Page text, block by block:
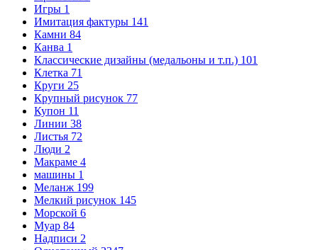
Игры 1
Имитация фактуры 141
Камни 84
Канва 1
Классические дизайны (медальоны и т.п.) 101
Клетка 71
Круги 25
Крупный рисунок 77
Купон 11
Линии 38
Листья 72
Люди 2
Макраме 4
машины 1
Меланж 199
Мелкий рисунок 145
Морской 6
Муар 84
Надписи 2